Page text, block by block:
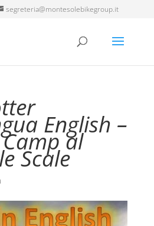
segreteria@montesolebikegroup.it
English –
al
Scale